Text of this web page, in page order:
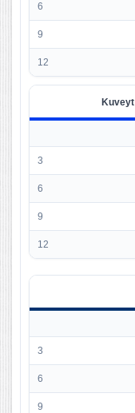
6
9
12
3
6
9
12
3
6
9